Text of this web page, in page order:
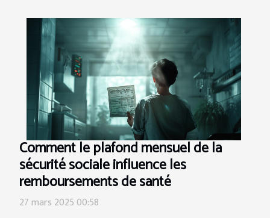
Comment le plafond mensuel de la
sécurité sociale influence les
remboursements de santé
27 mars 2025 00:58